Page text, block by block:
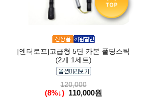
[앤터로프]고급형 5단 카본 폴딩스틱
(2개 1세트)
120,000
(8%↓) 110,000원